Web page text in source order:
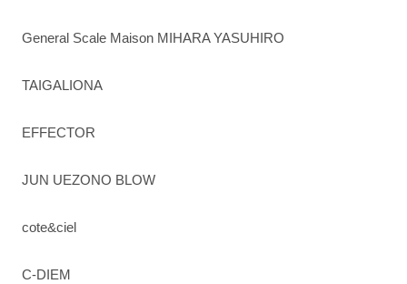
General Scale Maison MIHARA YASUHIRO
TAIGALIONA
EFFECTOR
JUN UEZONO BLOW
cote&ciel
C-DIEM